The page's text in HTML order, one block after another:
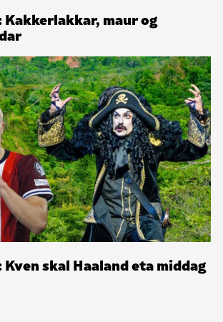
maur og
skal Haaland eta middag